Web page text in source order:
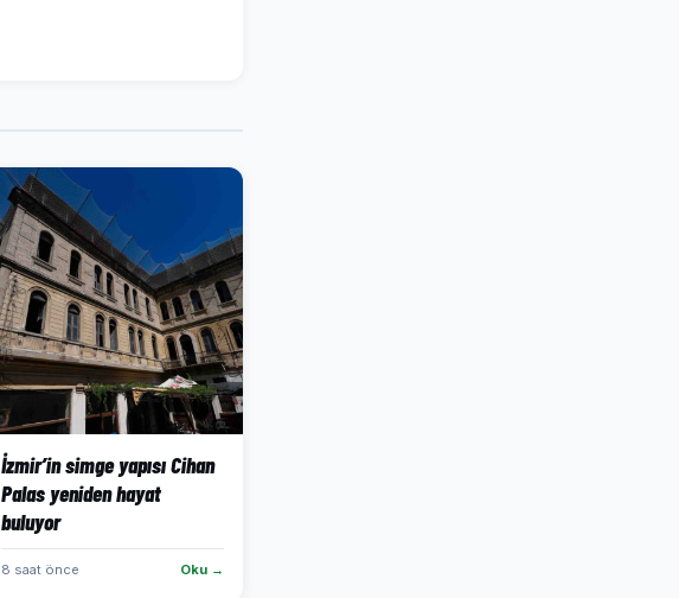
İzmir’in simge yapısı Cihan
Palas yeniden hayat
buluyor
8 saat önce Oku →